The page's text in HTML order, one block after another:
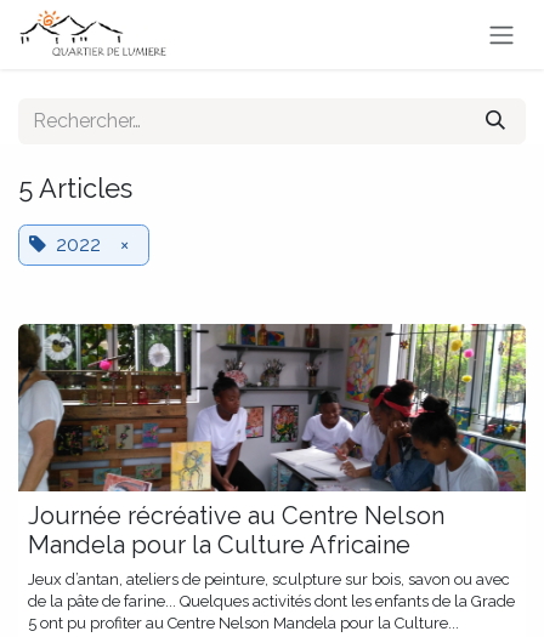
Se rendre au contenu
5 Articles
2022 ×
Journée récréative au Centre Nelson
Mandela pour la Culture Africaine
Jeux d’antan, ateliers de peinture, sculpture sur bois, savon ou avec
de la pâte de farine... Quelques activités dont les enfants de la Grade
5 ont pu profiter au Centre Nelson Mandela pour la Culture...